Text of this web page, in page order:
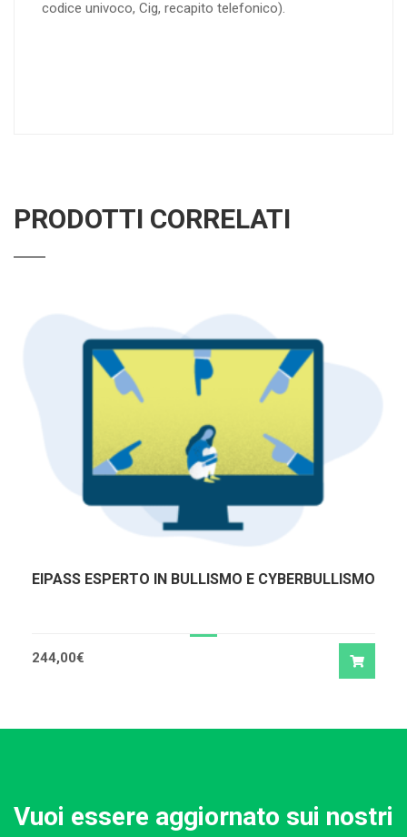
codice univoco, Cig, recapito telefonico).
PRODOTTI CORRELATI
EIPASS ESPERTO IN BULLISMO E CYBERBULLISMO
244,00€
Vuoi essere aggiornato sui nostri